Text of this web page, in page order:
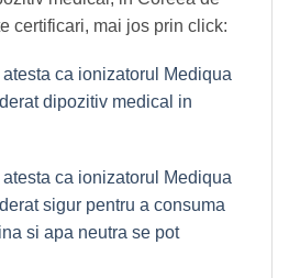
certificari, mai jos prin click:
ca ionizatorul Mediqua
dipozitiv medical in
ca ionizatorul Mediqua
sigur pentru a consuma
si apa neutra se pot